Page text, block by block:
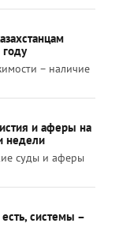
– наличие
и аферы на
недели
суды и аферы
системы –